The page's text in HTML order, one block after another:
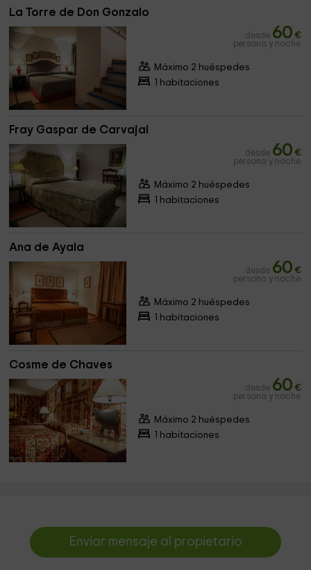
La Torre de Don Gonzalo
desde 60 €
persona y noche
Máximo 2 huéspedes
1 habitaciones
Fray Gaspar de Carvajal
desde 60 €
persona y noche
Máximo 2 huéspedes
1 habitaciones
Ana de Ayala
desde 60 €
persona y noche
Máximo 2 huéspedes
1 habitaciones
Cosme de Chaves
desde 60 €
persona y noche
Máximo 2 huéspedes
1 habitaciones
Enviar mensaje al propietario